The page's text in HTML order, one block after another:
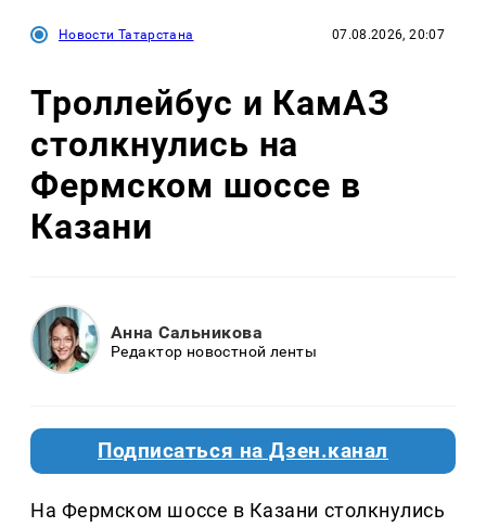
Новости Татарстана 07.08.2026, 20:07
Троллейбус и КамАЗ
столкнулись на
Фермском шоссе в
Казани
Анна Сальникова
Редактор новостной ленты
Подписаться на Дзен.канал
На Фермском шоссе в Казани столкнулись